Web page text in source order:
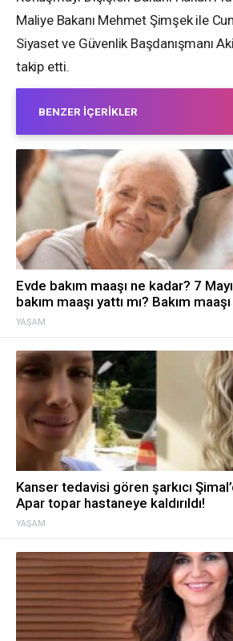
Maliye Bakanı Mehmet Şimşek ile
Siyaset ve Güvenlik Başdanışmanı
takip etti.
BENZER İÇERIKLER
YAŞAM
Evde bakım maaşı ne kadar? 7
bakım maaşı yattı mı? Bakım
YAŞAM
Kanser tedavisi gören şarkıcı
Apar topar hastaneye kaldırıldı!